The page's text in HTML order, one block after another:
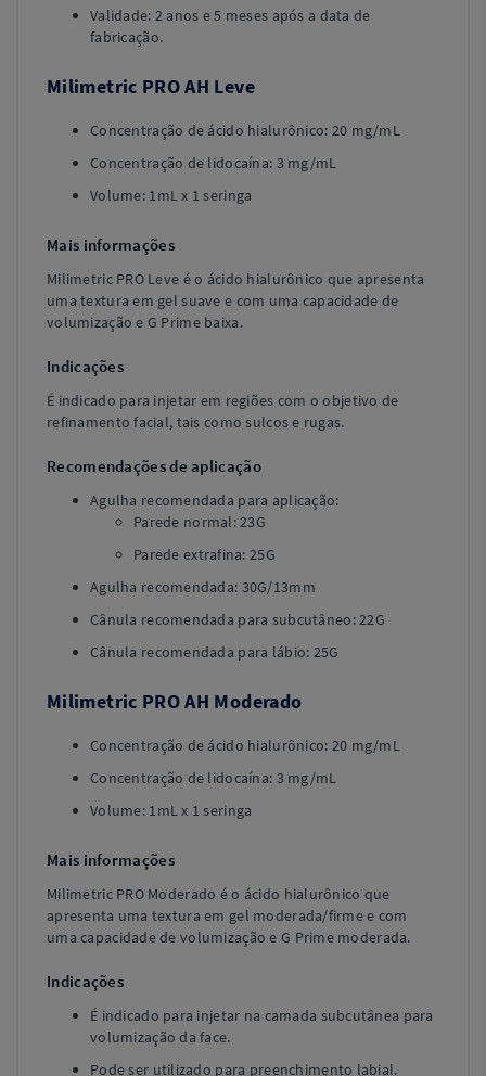
Validade: 2 anos e 5 meses após a data de
fabricação.
Milimetric PRO AH Leve
Concentração de ácido hialurônico: 20 mg/mL
Concentração de lidocaína: 3 mg/mL
Volume: 1mL x 1 seringa
Mais informações
Milimetric PRO Leve é o ácido hialurônico que apresenta
uma textura em gel suave e com uma capacidade de
volumização e G Prime baixa.
Indicações
É indicado para injetar em regiões com o objetivo de
refinamento facial, tais como sulcos e rugas.
Recomendações de aplicação
Agulha recomendada para aplicação:
Parede normal: 23G
Parede extrafina: 25G
Agulha recomendada: 30G/13mm
Cânula recomendada para subcutâneo: 22G
Cânula recomendada para lábio: 25G
Milimetric PRO AH Moderado
Concentração de ácido hialurônico: 20 mg/mL
Concentração de lidocaína: 3 mg/mL
Volume: 1mL x 1 seringa
Mais informações
Milimetric PRO Moderado é o ácido hialurônico que
apresenta uma textura em gel moderada/firme e com
uma capacidade de volumização e G Prime moderada.
Indicações
É indicado para injetar na camada subcutânea para
volumização da face.
Pode ser utilizado para preenchimento labial.